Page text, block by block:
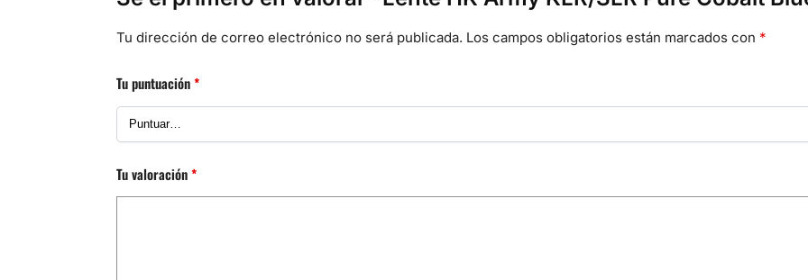
Tu dirección de correo electrónico no será publicada. Los campos obligatorios están marcados con *
Tu puntuación*
Tu valoración*